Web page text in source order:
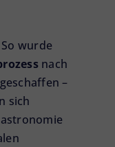
wurde
nach
–
sich